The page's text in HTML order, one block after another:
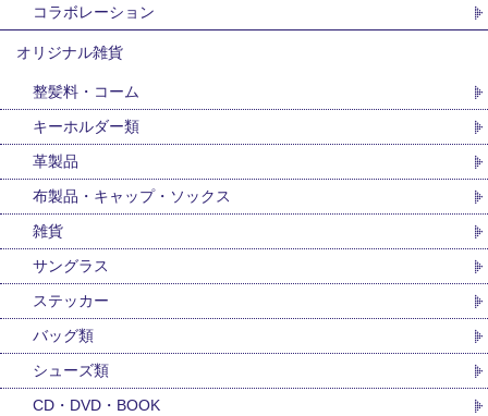
コラボレーション
オリジナル雑貨
整髪料・コーム
キーホルダー類
革製品
布製品・キャップ・ソックス
雑貨
サングラス
ステッカー
バッグ類
シューズ類
CD・DVD・BOOK